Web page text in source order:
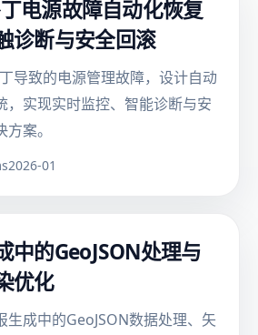
电源故障自动化恢复
诊断与安全回滚
导致的电源管理故障，设计自动
，实现实时监控、智能诊断与安
案。
2026-01
中的GeoJSON处理与
优化
生成中的GeoJSON数据处理、矢